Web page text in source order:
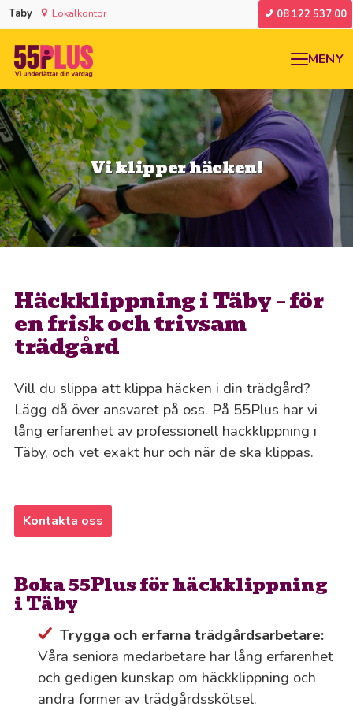
Täby Lokalkontor 08 122 537 00
MENY
Vi klipper häcken!
Häckklippning i Täby – för
en frisk och trivsam
trädgård
Vill du slippa att klippa häcken i din trädgård?
Lägg då över ansvaret på oss. På 55Plus har vi
lång erfarenhet av professionell häckklippning i
Täby, och vet exakt hur och när de ska klippas.
Kontakta oss
Boka 55Plus för häckklippning
i Täby
Trygga och erfarna trädgårdsarbetare:
Våra seniora medarbetare har lång erfarenhet
och gedigen kunskap om häckklippning och
andra former av trädgårdsskötsel.